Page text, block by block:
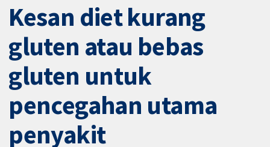
Kesan diet kurang
gluten atau bebas
gluten untuk
pencegahan utama
penyakit